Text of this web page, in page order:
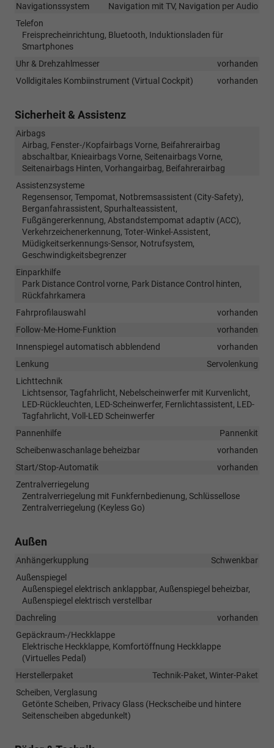
Navigationssystem
Navigation mit TV, Navigation per Audio
Telefon
Freisprecheinrichtung, Bluetooth, Induktionsladen für
Smartphones
Uhr & Drehzahlmesser
vorhanden
Volldigitales Kombiinstrument (Virtual Cockpit)
vorhanden
Sicherheit & Assistenz
Airbags
Airbag, Fenster-/Kopfairbags Vorne, Beifahrerairbag
abschaltbar, Knieairbags Vorne, Seitenairbags Vorne,
Seitenairbags Hinten, Vorhangairbag, Beifahrerairbag
Assistenzsysteme
Regensensor, Tempomat, Notbremsassistent (City-Safety),
Berganfahrassistent, Spurhalteassistent,
Fußgängererkennung, Abstandstempomat adaptiv (ACC),
Verkehrzeichenerkennung, Toter-Winkel-Assistent,
Müdigkeitserkennungs-Sensor, Notrufsystem,
Geschwindigkeitsbegrenzer
Einparkhilfe
Park Distance Control vorne, Park Distance Control hinten,
Rückfahrkamera
Fahrprofilauswahl
vorhanden
Follow-Me-Home-Funktion
vorhanden
Innenspiegel automatisch abblendend
vorhanden
Lenkung
Servolenkung
Lichttechnik
Lichtsensor, Tagfahrlicht, Nebelscheinwerfer mit Kurvenlicht,
LED-Rückleuchten, LED-Scheinwerfer, Fernlichtassistent, LED-
Tagfahrlicht, Voll-LED Scheinwerfer
Pannenhilfe
Pannenkit
Scheibenwaschanlage beheizbar
vorhanden
Start/Stop-Automatik
vorhanden
Zentralverriegelung
Zentralverriegelung mit Funkfernbedienung, Schlüssellose
Zentralverriegelung (Keyless Go)
Außen
Anhängerkupplung
Schwenkbar
Außenspiegel
Außenspiegel elektrisch anklappbar, Außenspiegel beheizbar,
Außenspiegel elektrisch verstellbar
Dachreling
vorhanden
Gepäckraum-/Heckklappe
Elektrische Heckklappe, Komfortöffnung Heckklappe
(Virtuelles Pedal)
Herstellerpaket
Technik-Paket, Winter-Paket
Scheiben, Verglasung
Getönte Scheiben, Privacy Glass (Heckscheibe und hintere
Seitenscheiben abgedunkelt)